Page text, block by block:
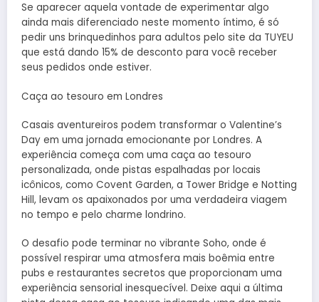
Se aparecer aquela vontade de experimentar algo
ainda mais diferenciado neste momento íntimo, é só
pedir uns brinquedinhos para adultos pelo site da TUYEU
que está dando 15% de desconto para você receber
seus pedidos onde estiver.
Caça ao tesouro em Londres
Casais aventureiros podem transformar o Valentine’s
Day em uma jornada emocionante por Londres. A
experiência começa com uma caça ao tesouro
personalizada, onde pistas espalhadas por locais
icônicos, como Covent Garden, a Tower Bridge e Notting
Hill, levam os apaixonados por uma verdadeira viagem
no tempo e pelo charme londrino.
O desafio pode terminar no vibrante Soho, onde é
possível respirar uma atmosfera mais boêmia entre
pubs e restaurantes secretos que proporcionam uma
experiência sensorial inesquecível. Deixe aqui a última